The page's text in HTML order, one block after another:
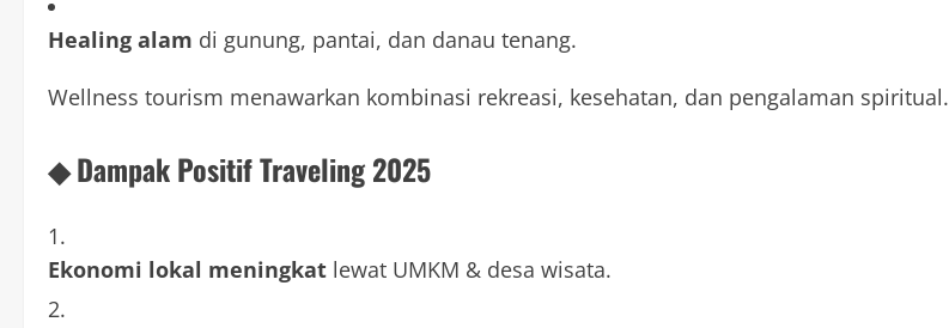
Healing alam di gunung, pantai, dan danau tenang.
Wellness tourism menawarkan kombinasi rekreasi, kesehatan, dan pengalaman spiritual.
◆ Dampak Positif Traveling 2025
Ekonomi lokal meningkat lewat UMKM & desa wisata.